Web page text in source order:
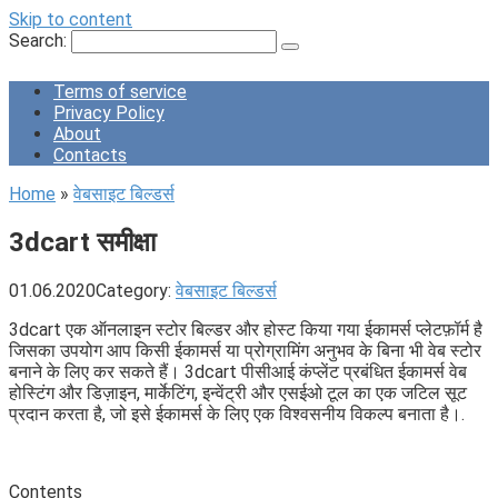
Skip to content
Search:
Terms of service
Privacy Policy
About
Contacts
Home » वेबसाइट बिल्डर्स
3dcart समीक्षा
01.06.2020Category: वेबसाइट बिल्डर्स
3dcart एक ऑनलाइन स्टोर बिल्डर और होस्ट किया गया ईकामर्स प्लेटफ़ॉर्म है
जिसका उपयोग आप किसी ईकामर्स या प्रोग्रामिंग अनुभव के बिना भी वेब स्टोर
बनाने के लिए कर सकते हैं। 3dcart पीसीआई कंप्लेंट प्रबंधित ईकामर्स वेब
होस्टिंग और डिज़ाइन, मार्केटिंग, इन्वेंट्री और एसईओ टूल का एक जटिल सूट
प्रदान करता है, जो इसे ईकामर्स के लिए एक विश्वसनीय विकल्प बनाता है।.
Contents